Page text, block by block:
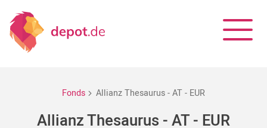
Fonds Allianz Thesaurus - AT - EUR
Allianz Thesaurus - AT - EUR